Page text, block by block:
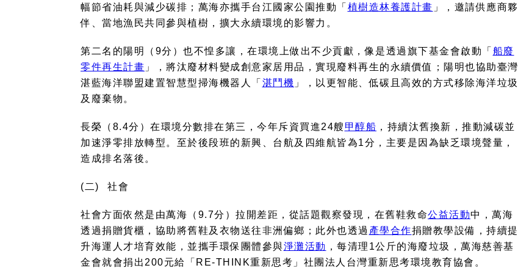
幅節省油耗與減少碳排；萬海亦攜手台江國家公園推動「 植樹造林養護計畫 」，邀請供應商夥
伴、當地漁民共同參與植樹，擴大永續環境的影響力。
第二名的陽明（ 9分）也不惶多讓，在環境上做出不少貢獻，像是透過旗下基金會啟動「 船廢
零件再生計畫 」，將汰廢材料變成創意家居用品，實現廢料再生的永續價值；陽明也協助臺灣
湛藍海洋聯盟建置智慧型掃海機器人「 湛鬥機 」，以更智能、低碳且高效的方式移除海洋垃圾
及廢棄物。
長榮（ 8.4分）在環境分數排在第三，今年斥資買進24艘 甲醇船 ，持續汰舊換新，推動減碳並
加速淨零排放轉型。至於後段班的新興、台航及四維航皆為1分，主要是因為缺乏環境聲量，
造成排名落後。
(二) 社會
社會方面依然是由萬海（ 9.7分）拉開差距，從話題觀察發現，在舊鞋救命公益活動中，萬海
透過捐贈貨櫃，協助將舊鞋及衣物送往非洲偏鄉；此外也透過 產學合作捐贈教學設備，持續提
升海運人才培育效能，並攜手環保團體參與淨灘活動 ，每清理 1公斤的海廢垃圾，萬海慈善基
金會就會捐出 200元給「 RE-THINK重新思考」社團法人台灣重新思考環境教育協會。